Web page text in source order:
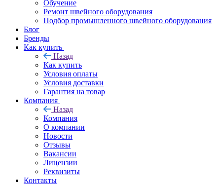
Обучение
Ремонт швейного оборудования
Подбор промышленного швейного оборудования
Блог
Бренды
Как купить
Назад
Как купить
Условия оплаты
Условия доставки
Гарантия на товар
Компания
Назад
Компания
О компании
Новости
Отзывы
Вакансии
Лицензии
Реквизиты
Контакты